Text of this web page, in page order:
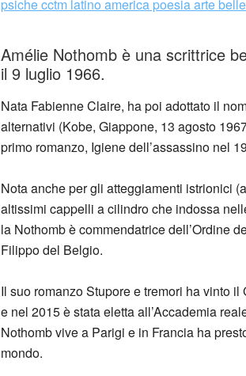
Amélie Nothomb è una scrittrice
il 9 luglio 1966.
Nata Fabienne Claire, ha poi adottato il
alternativi (Kobe, Giappone, 13 agosto
primo romanzo, Igiene dell’assassino nel
Nota anche per gli atteggiamenti istrionici
altissimi cappelli a cilindro che indossa
la Nothomb è commendatrice dell’Ordine
Filippo del Belgio.
Il suo romanzo Stupore e tremori ha vinto
e nel 2015 è stata eletta all’Accademia
Nothomb vive a Parigi e in Francia ha
mondo.